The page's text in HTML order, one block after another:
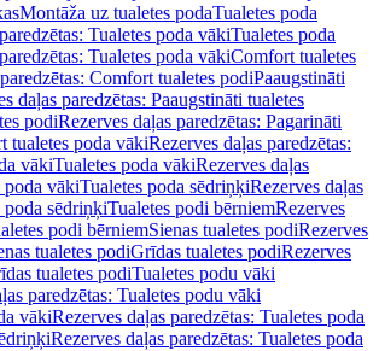
Montāža uz tualetes podaTualetes poda
Tualetes poda vākiTualetes poda
Tualetes poda vākiComfort tualetes
Comfort tualetes podiPaaugstināti
daļas paredzētas: Paaugstināti tualetes
podiRezerves daļas paredzētas: Pagarināti
tualetes poda vākiRezerves daļas paredzētas:
vākiTualetes poda vākiRezerves daļas
poda vākiTualetes poda sēdriņķiRezerves daļas
poda sēdriņķiTualetes podi bērniemRezerves
podi bērniemSienas tualetes podiRezerves
tualetes podiGrīdas tualetes podiRezerves
tualetes podiTualetes podu vāki
paredzētas: Tualetes podu vāki
vākiRezerves daļas paredzētas: Tualetes poda
Rezerves daļas paredzētas: Tualetes poda